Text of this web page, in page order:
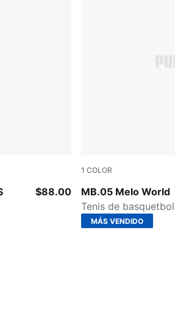
$88.00
1 COLOR
MB.05 Melo World
Aquatic-For All Time
Tenis de
MÁS VENDIDO